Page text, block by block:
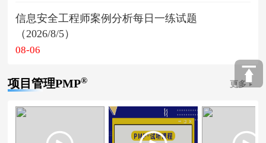
信息安全工程师案例分析每日一练试题
（2026/8/5）
08-06
项目管理PMP® 更多